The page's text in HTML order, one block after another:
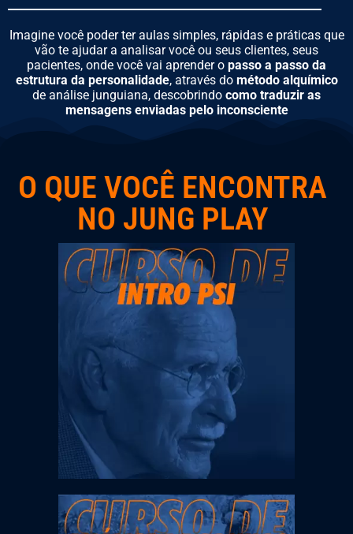
Imagine você poder ter aulas simples, rápidas e práticas que
vão te ajudar a analisar você ou seus clientes, seus
pacientes, onde você vai aprender o passo a passo da
estrutura da personalidade, através do método alquímico
de análise junguiana, descobrindo como traduzir as
mensagens enviadas pelo inconsciente
O QUE VOCÊ ENCONTRA
NO JUNG PLAY